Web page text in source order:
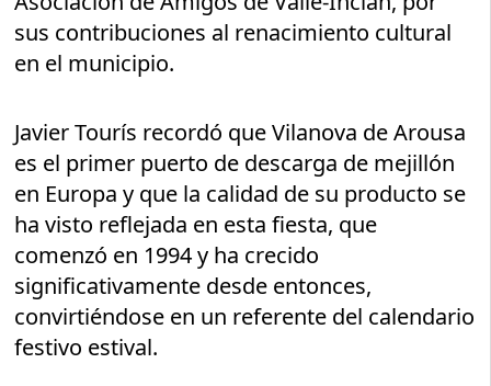
sus contribuciones al renacimiento cultural
en el municipio.
Javier Tourís recordó que Vilanova de Arousa
es el primer puerto de descarga de mejillón
en Europa y que la calidad de su producto se
ha visto reflejada en esta fiesta, que
comenzó en 1994 y ha crecido
significativamente desde entonces,
convirtiéndose en un referente del calendario
festivo estival.